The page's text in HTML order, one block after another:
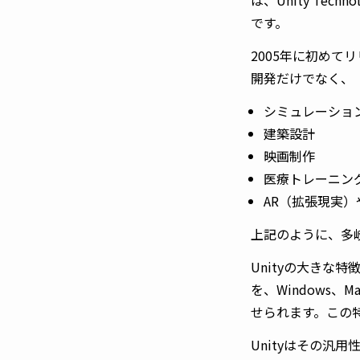
です。
2005年に初めて
開発だけでなく、
シミュレーショ
建築設計
映画制作
医療トレーニン
AR（拡張現実
上記のように、多
Unityの大きな特
を、Windows、
せられます。この
Unityはその汎用